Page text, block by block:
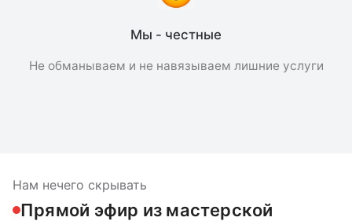
Мы - честные
Не обманываем и не навязываем лишние услуги
Нам нечего скрывать
Прямой эфир из мастерской